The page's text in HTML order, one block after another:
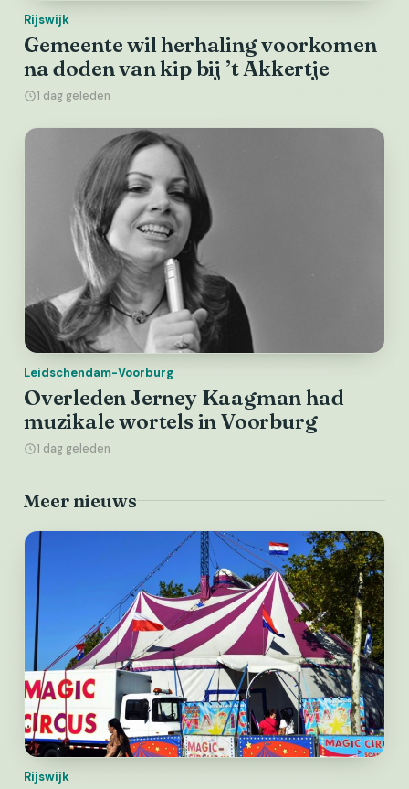
Rijswijk
Gemeente wil herhaling voorkomen
na doden van kip bij ’t Akkertje
1 dag geleden
Leidschendam-Voorburg
Overleden Jerney Kaagman had
muzikale wortels in Voorburg
1 dag geleden
Meer nieuws
Rijswijk